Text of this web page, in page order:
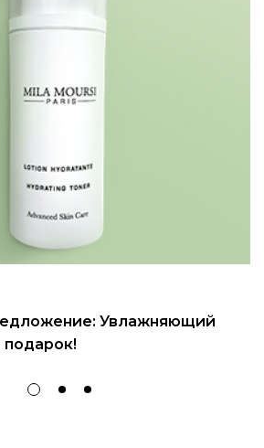
Увлажняющий
подарок!